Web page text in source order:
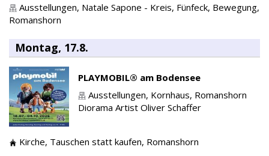
Ausstellungen, Natale Sapone - Kreis, Fünfeck, Bewegung,
Romanshorn
Montag, 17.8.
PLAYMOBIL® am Bodensee
Ausstellungen, Kornhaus, Romanshorn
Diorama Artist Oliver Schaffer
Kirche, Tauschen statt kaufen, Romanshorn